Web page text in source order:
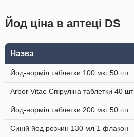
Йод ціна в аптеці DS
Назва
Йод-норміл таблетки 100 мкг 50 шт
Arbor Vitae Спіруліна таблетки 40 шт
Йод-норміл таблетки 200 мкг 50 шт
Синій йод розчин 130 мл 1 флакон